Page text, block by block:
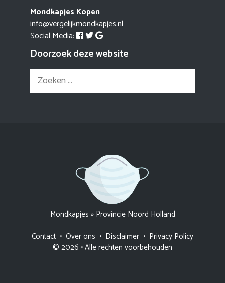
Mondkapjes Kopen
info@vergelijkmondkapjes.nl
Social Media:
Doorzoek deze website
Zoek
naar:
Mondkapjes » Provincie Noord Holland
Contact • Over ons • Disclaimer • Privacy Policy
© 2026 • Alle rechten voorbehouden